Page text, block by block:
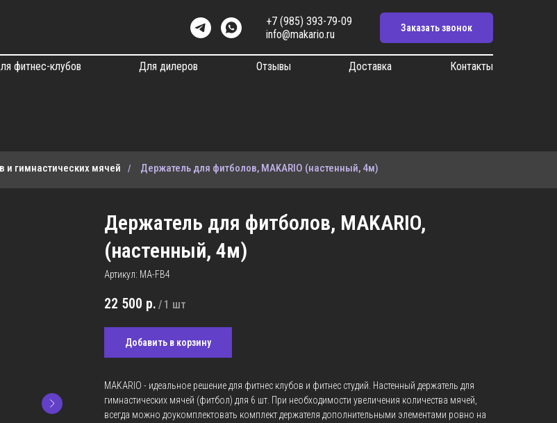
+7 (985) 393-79-09
info@makario.ru
Заказать звонок
фитнес-клубов Для дилеров Отзывы Доставка Контакты
и гимнастических мячей / Держатель для фитболов, MAKARIO (настенный, 4м)
Держатель для фитболов, MAKARIO,
(настенный, 4м)
Артикул: MA-FB4
22 500 р. / 1 шт
Добавить в корзину
MAKARIO - идеальное решение для фитнес клубов и фитнес студий. Настенный держатель для
гимнастических мячей (фитбол) для 6 шт. При необходимости увеличения количества мячей,
всегда можно доукомплектовать комплект держателя дополнительными элементами ровно на